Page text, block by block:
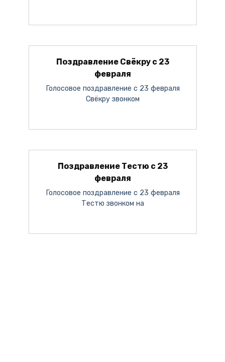
Поздравление Свёкру с 23
февраля
Голосовое поздравление с 23 февраля
Свёкру звонком
Поздравление Тестю с 23
февраля
Голосовое поздравление с 23 февраля
Тестю звонком на